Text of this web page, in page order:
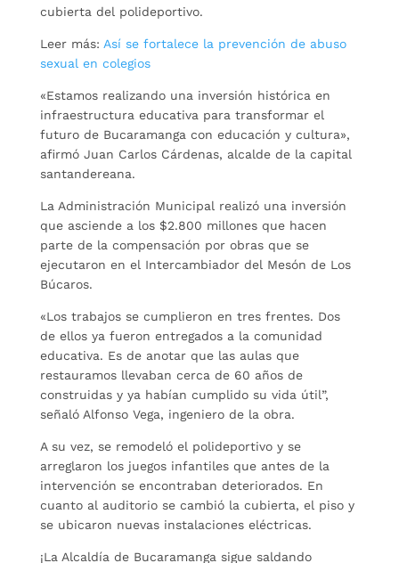
cubierta del polideportivo.
Leer más: Así se fortalece la prevención de abuso
sexual en colegios
«Estamos realizando una inversión histórica en
infraestructura educativa para transformar el
futuro de Bucaramanga con educación y cultura»,
afirmó Juan Carlos Cárdenas, alcalde de la capital
santandereana.
La Administración Municipal realizó una inversión
que asciende a los $2.800 millones que hacen
parte de la compensación por obras que se
ejecutaron en el Intercambiador del Mesón de Los
Búcaros.
«Los trabajos se cumplieron en tres frentes. Dos
de ellos ya fueron entregados a la comunidad
educativa. Es de anotar que las aulas que
restauramos llevaban cerca de 60 años de
construidas y ya habían cumplido su vida útil”,
señaló Alfonso Vega, ingeniero de la obra.
A su vez, se remodeló el polideportivo y se
arreglaron los juegos infantiles que antes de la
intervención se encontraban deteriorados. En
cuanto al auditorio se cambió la cubierta, el piso y
se ubicaron nuevas instalaciones eléctricas.
¡La Alcaldía de Bucaramanga sigue saldando